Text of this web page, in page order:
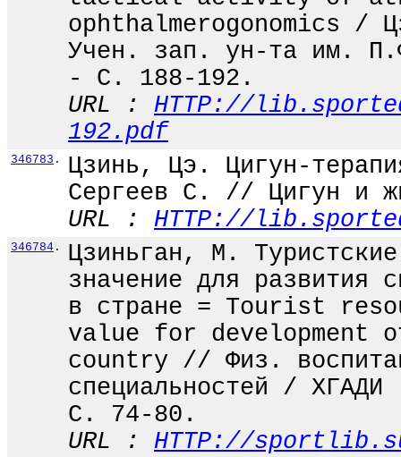
ophthalmerogonomics /
Учен. зап. ун-та им.
- С. 188-192.
URL : HTTP://
192.pdf
346783 .
Цзинь, Цэ. Цигун-
Сергеев С. // Цигун
URL : HTTP://
346784 .
Цзиньган, М.
значение для развития
в стране = Tourist
value for development
country // Физ.
специальностей /
С. 74-80.
URL : HTTP://